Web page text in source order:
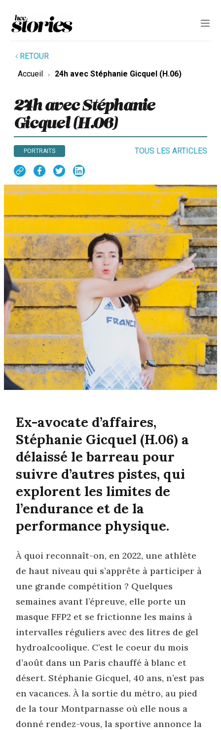
RETOUR
Accueil
24h avec Stéphanie Gicquel (H.06)
24h avec Stéphanie
Gicquel (H.06)
PORTRAITS TOUS LES ARTICLES
Ex-avocate d’affaires,
Stéphanie Gicquel (H.06) a
délaissé le barreau pour
suivre d’autres pistes, qui
explorent les limites de
l’endurance et de la
performance physique.
À quoi reconnaît-on, en 2022, une athlète
de haut niveau qui s’apprête à participer à
une grande compétition ? Quelques
semaines avant l’épreuve, elle porte un
masque FFP2 et se frictionne les mains à
intervalles réguliers avec des litres de gel
hydroalcoolique. C’est le coeur du mois
d’août dans un Paris chauffé à blanc et
désert. Stéphanie Gicquel, 40 ans, n’est pas
en vacances. À la sortie du métro, au pied
de la tour Montparnasse où elle nous a
donné rendez-vous, la sportive annonce la